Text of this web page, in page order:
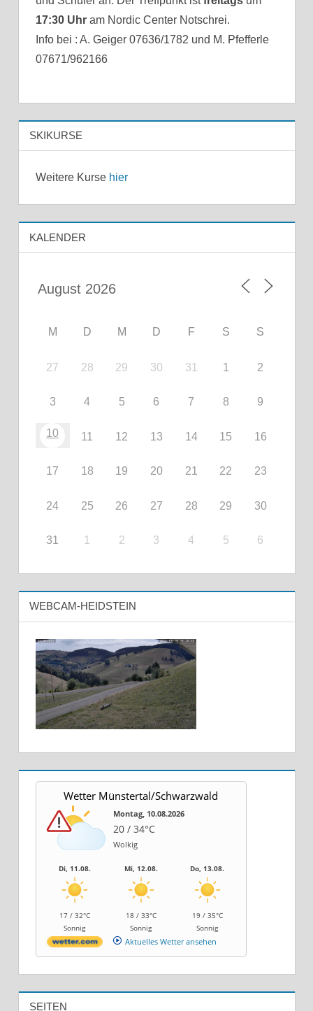
17:30 Uhram Nordic Center Notschrei.
Info bei : A. Geiger 07636/1782 und M. Pfefferle
07671/962166
SKIKURSE
Weitere Kurse hier
KALENDER
M D M D F S S
27 28 29 30 31 1 2
3 4 5 6 7 8 9
10 11 12 13 14 15 16
17 18 19 20 21 22 23
24 25 26 27 28 29 30
31 1 2 3 4 5 6
WEBCAM-HEIDSTEIN
Wetter Münstertal/Schwarzwald
Montag, 10.08.2026
20 / 34°C
Wolkig
Di, 11.08.
17 / 32°C
Sonnig
Mi, 12.08.
18 / 33°C
Sonnig
Do, 13.08.
19 / 35°C
Sonnig
Aktuelles Wetter ansehen
SEITEN